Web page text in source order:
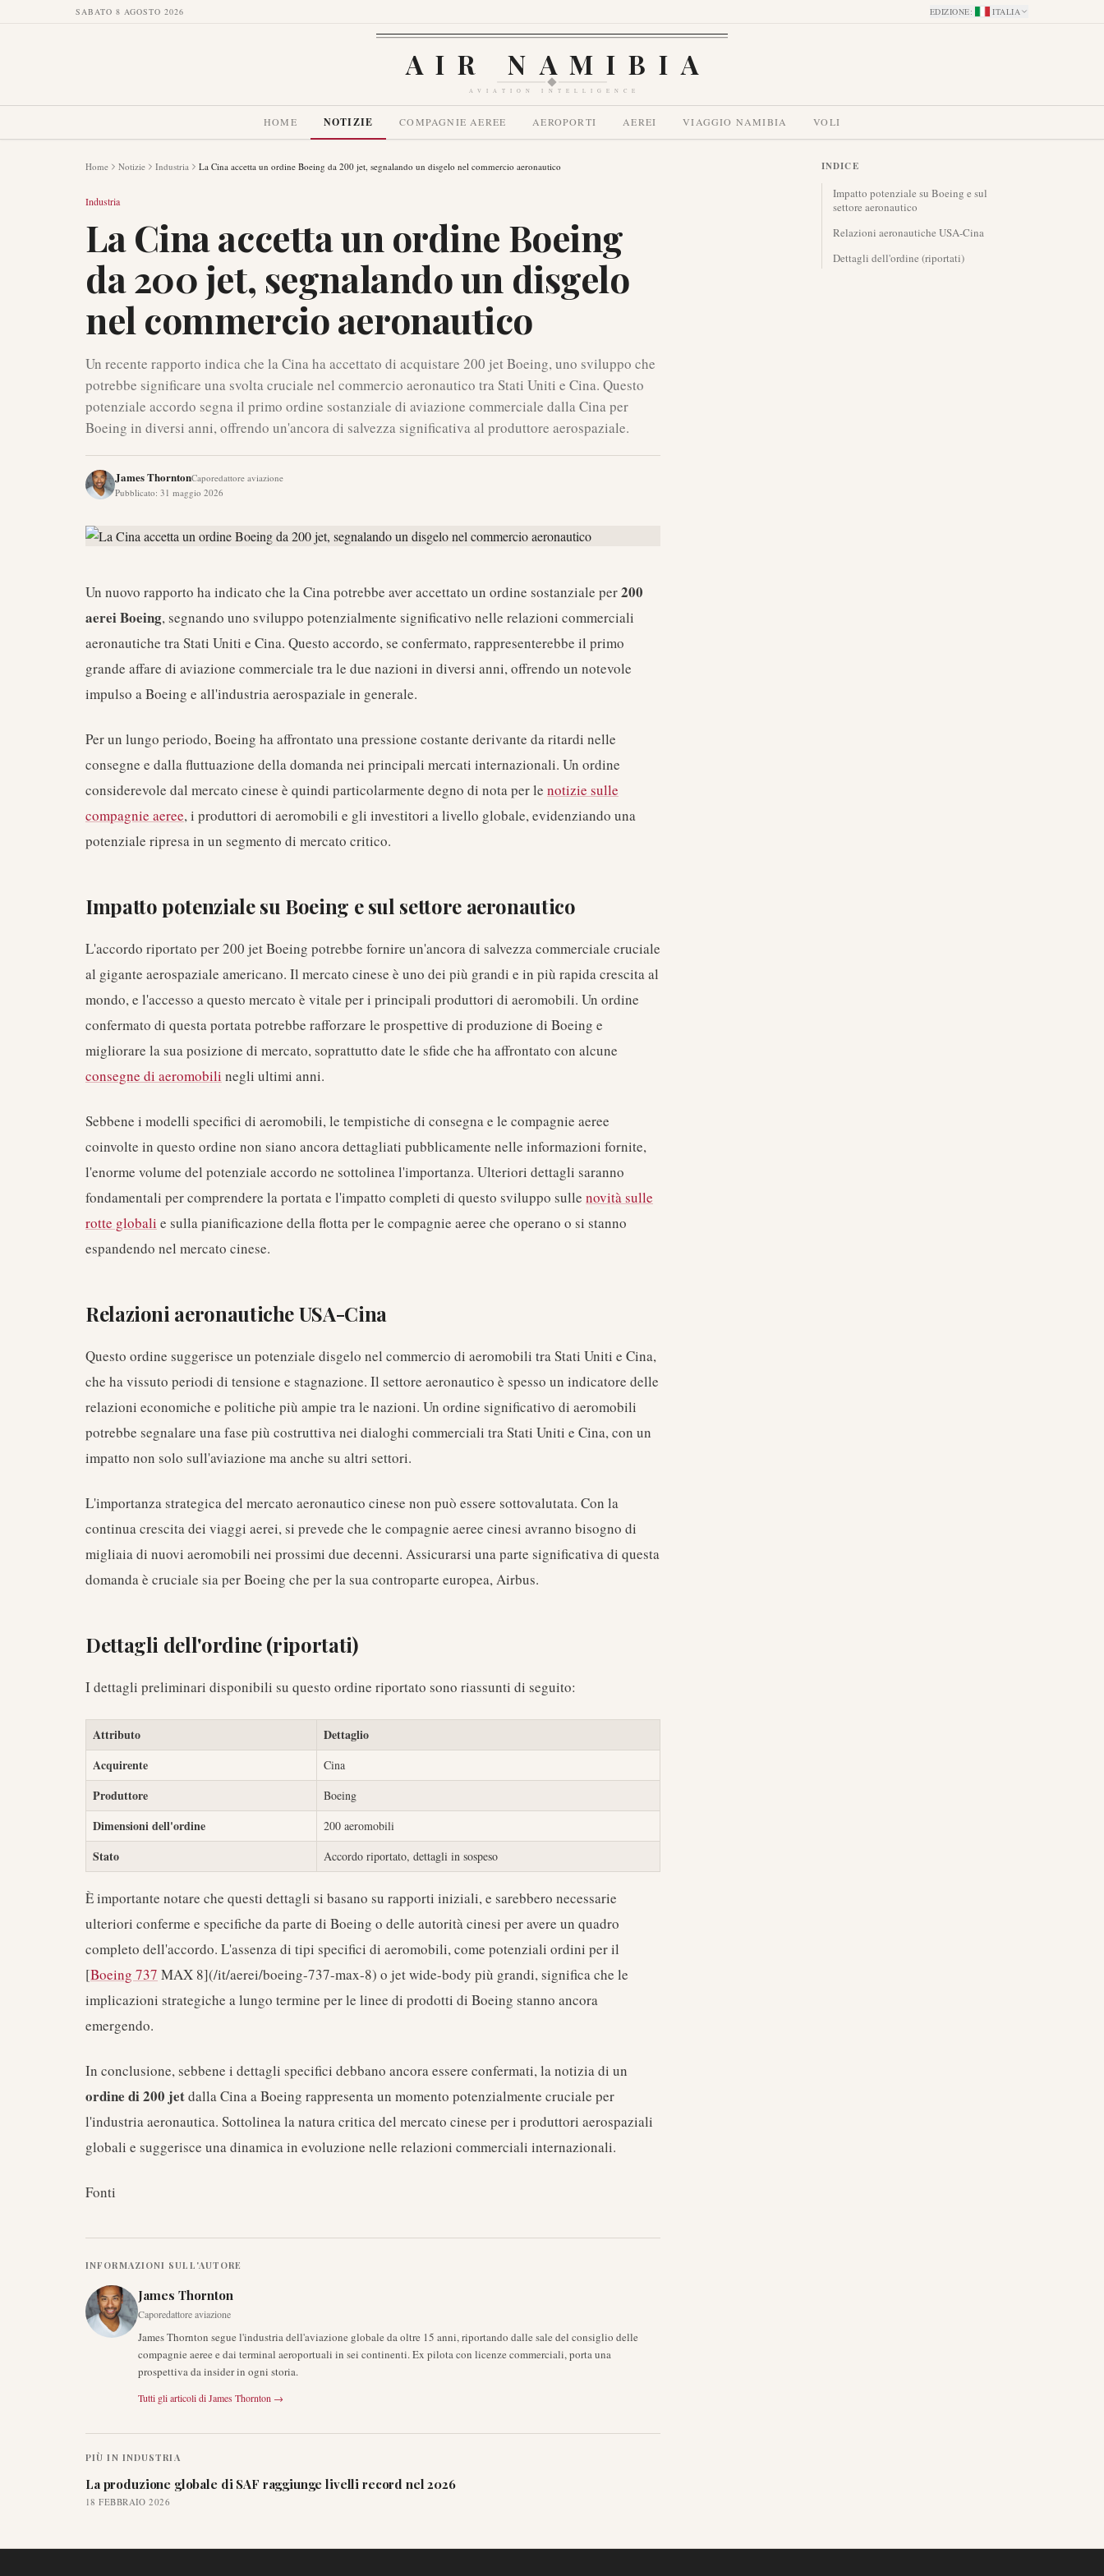
SABATO 8 AGOSTO 2026 EDIZIONE: ITALIA
AIR NAMIBIA
AVIATION INTELLIGENCE
HOME NOTIZIE COMPAGNIE AEREE AEROPORTI AEREI VIAGGIO NAMIBIA VOLI
Home Notizie Industria La Cina accetta un ordine Boeing da 200 jet, segnalando un disgelo nel commercio aeronautico
Industria
La Cina accetta un ordine Boeing
da 200 jet, segnalando un disgelo
nel commercio aeronautico
Un recente rapporto indica che la Cina ha accettato di acquistare 200 jet Boeing, uno sviluppo che
potrebbe significare una svolta cruciale nel commercio aeronautico tra Stati Uniti e Cina. Questo
potenziale accordo segna il primo ordine sostanziale di aviazione commerciale dalla Cina per
Boeing in diversi anni, offrendo un'ancora di salvezza significativa al produttore aerospaziale.
James ThorntonCaporedattore aviazione
Pubblicato: 31 maggio 2026
Un nuovo rapporto ha indicato che la Cina potrebbe aver accettato un ordine sostanziale per200
aerei Boeing, segnando uno sviluppo potenzialmente significativo nelle relazioni commerciali
aeronautiche tra Stati Uniti e Cina. Questo accordo, se confermato, rappresenterebbe il primo
grande affare di aviazione commerciale tra le due nazioni in diversi anni, offrendo un notevole
impulso a Boeing e all'industria aerospaziale in generale.
Per un lungo periodo, Boeing ha affrontato una pressione costante derivante da ritardi nelle
consegne e dalla fluttuazione della domanda nei principali mercati internazionali. Un ordine
considerevole dal mercato cinese è quindi particolarmente degno di nota per le notizie sulle
compagnie aeree, i produttori di aeromobili e gli investitori a livello globale, evidenziando una
potenziale ripresa in un segmento di mercato critico.
Impatto potenziale su Boeing e sul settore aeronautico
L'accordo riportato per 200 jet Boeing potrebbe fornire un'ancora di salvezza commerciale cruciale
al gigante aerospaziale americano. Il mercato cinese è uno dei più grandi e in più rapida crescita al
mondo, e l'accesso a questo mercato è vitale per i principali produttori di aeromobili. Un ordine
confermato di questa portata potrebbe rafforzare le prospettive di produzione di Boeing e
migliorare la sua posizione di mercato, soprattutto date le sfide che ha affrontato con alcune
consegne di aeromobili negli ultimi anni.
Sebbene i modelli specifici di aeromobili, le tempistiche di consegna e le compagnie aeree
coinvolte in questo ordine non siano ancora dettagliati pubblicamente nelle informazioni fornite,
l'enorme volume del potenziale accordo ne sottolinea l'importanza. Ulteriori dettagli saranno
fondamentali per comprendere la portata e l'impatto completi di questo sviluppo sulle novità sulle
rotte globali e sulla pianificazione della flotta per le compagnie aeree che operano o si stanno
espandendo nel mercato cinese.
Relazioni aeronautiche USA-Cina
Questo ordine suggerisce un potenziale disgelo nel commercio di aeromobili tra Stati Uniti e Cina,
che ha vissuto periodi di tensione e stagnazione. Il settore aeronautico è spesso un indicatore delle
relazioni economiche e politiche più ampie tra le nazioni. Un ordine significativo di aeromobili
potrebbe segnalare una fase più costruttiva nei dialoghi commerciali tra Stati Uniti e Cina, con un
impatto non solo sull'aviazione ma anche su altri settori.
L'importanza strategica del mercato aeronautico cinese non può essere sottovalutata. Con la
continua crescita dei viaggi aerei, si prevede che le compagnie aeree cinesi avranno bisogno di
migliaia di nuovi aeromobili nei prossimi due decenni. Assicurarsi una parte significativa di questa
domanda è cruciale sia per Boeing che per la sua controparte europea, Airbus.
Dettagli dell'ordine (riportati)
I dettagli preliminari disponibili su questo ordine riportato sono riassunti di seguito:
Attributo
Dettaglio
Acquirente
Cina
Produttore Boeing
Dimensioni dell'ordine 200 aeromobili
Stato Accordo riportato, dettagli in sospeso
È importante notare che questi dettagli si basano su rapporti iniziali, e sarebbero necessarie
ulteriori conferme e specifiche da parte di Boeing o delle autorità cinesi per avere un quadro
completo dell'accordo. L'assenza di tipi specifici di aeromobili, come potenziali ordini per il
[Boeing 737 MAX 8](/it/aerei/boeing-737-max-8) o jet wide-body più grandi, significa che le
implicazioni strategiche a lungo termine per le linee di prodotti di Boeing stanno ancora
emergendo.
In conclusione, sebbene i dettagli specifici debbano ancora essere confermati, la notizia di un
ordine di 200 jetdalla Cina a Boeing rappresenta un momento potenzialmente cruciale per
l'industria aeronautica. Sottolinea la natura critica del mercato cinese per i produttori aerospaziali
globali e suggerisce una dinamica in evoluzione nelle relazioni commerciali internazionali.
Fonti
INFORMAZIONI SULL'AUTORE
James Thornton
Caporedattore aviazione
James Thornton segue l'industria dell'aviazione globale da oltre 15 anni, riportando dalle sale del consiglio delle
compagnie aeree e dai terminal aeroportuali in sei continenti. Ex pilota con licenze commerciali, porta una
prospettiva da insider in ogni storia.
Tutti gli articoli diJames Thornton →
PIÙ IN INDUSTRIA
La produzione globale di SAF raggiunge livelli record nel 2026
18 FEBBRAIO 2026
INDICE
Impatto potenziale su Boeing e sul
settore aeronautico
Relazioni aeronautiche USA-Cina
Dettagli dell'ordine (riportati)